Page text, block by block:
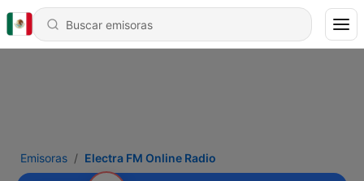
Emisoras Electra FM Online Radio